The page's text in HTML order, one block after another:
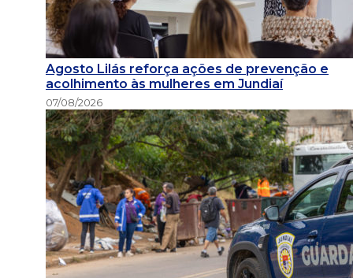
Agosto Lilás reforça ações de prevenção e
acolhimento às mulheres em Jundiaí
07/08/2026